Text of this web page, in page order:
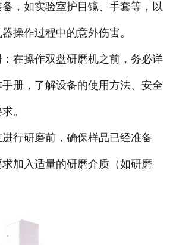
联系我们
，如实验室护目镜、手套等，以
操作过程中的意外伤害。
操作双盘研磨机之前，务必详
册，了解设备的使用方法、安全
。
研磨前，确保样品已经准备
加入适量的研磨介质（如研磨